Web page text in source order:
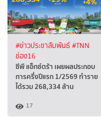
#ข่าวประชาสัมพันธ์#TNN
ช่อง16
ซีพี แอ็กซ์ตร้า เผยผลประกอบ
การครึ่งปีแรก 1/2569 ทำราย
ได้รวม 268,334 ล้าน
17